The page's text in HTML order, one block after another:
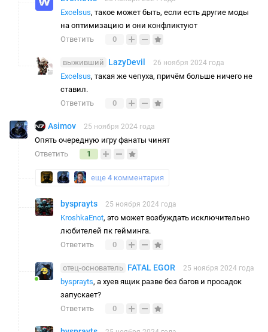
Excelsus, такое может быть, если есть другие моды
на оптимизацию и они конфликтуют
Ответить
0
выживший LazyDevil 26 ноября 2024 года
Excelsus, такая же чепуха, причём больше ничего не
ставил.
Ответить
0
Asimov 25 ноября 2024 года
Опять очередную игру фанаты чинят
Ответить
1
еще 4 комментария
bysprayts 25 ноября 2024 года
KroshkaEnot, это может возбуждать исключительно
любителей пк гейминга.
Ответить
0
отец-основатель FATAL EGOR 25 ноября 2024 года
bysprayts, а хуев ящик разве без багов и просадок
запускает?
Ответить
0